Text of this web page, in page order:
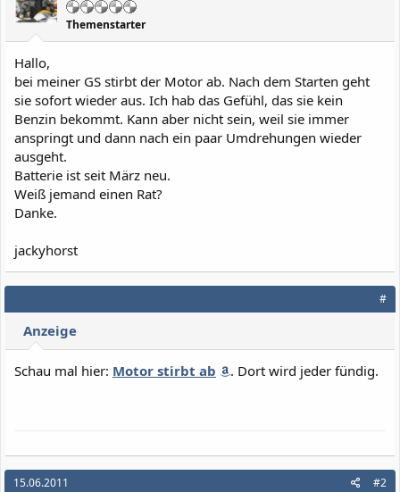
Themenstarter
Hallo,
bei meiner GS stirbt der Motor ab. Nach dem Starten geht
sie sofort wieder aus. Ich hab das Gefühl, das sie kein
Benzin bekommt. Kann aber nicht sein, weil sie immer
anspringt und dann nach ein paar Umdrehungen wieder
ausgeht.
Batterie ist seit März neu.
Weiß jemand einen Rat?
Danke.
jackyhorst
#
Anzeige
Schau mal hier: Motor stirbt ab . Dort wird jeder fündig.
15.06.2011 #2